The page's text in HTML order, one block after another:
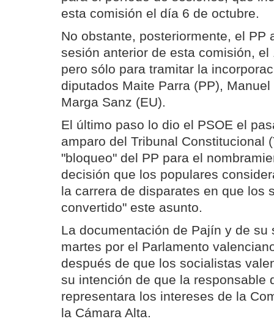
esta comisión el día 6 de octubre.
No obstante, posteriormente, el PP
sesión anterior de esta comisión, el
pero sólo para tramitar la
diputados Maite Parra (PP),
Marga Sanz (EU).
El último paso lo dio el PSOE el
amparo del Tribunal Constitucional
"bloqueo" del PP para el
decisión que los populares
la carrera de disparates en que los
convertido" este asunto.
La documentación de Pajín y de su
martes por el Parlamento
después de que los socialistas
su intención de que la responsable
representara los intereses de la
la Cámara Alta.